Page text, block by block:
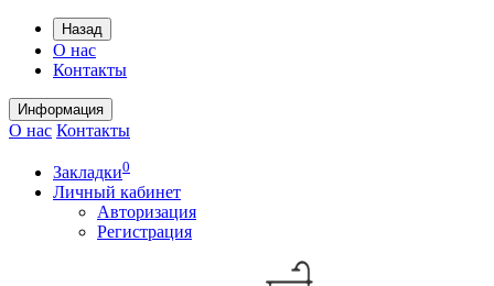
Назад
О нас
Контакты
Информация
О нас Контакты
Закладки0
Личный кабинет
Авторизация
Регистрация